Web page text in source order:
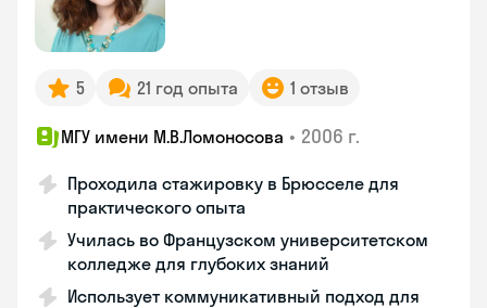
5 21 год опыта 1 отзыв
МГУ имени М.В.Ломоносова • 2006 г.
Проходила стажировку в Брюсселе для
практического опыта
Училась во Французском университетском
колледже для глубоких знаний
Использует коммуникативный подход для